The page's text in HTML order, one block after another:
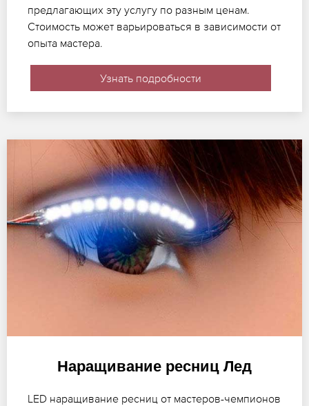
предлагающих эту услугу по разным ценам.
Стоимость может варьироваться в зависимости от
опыта мастера.
Узнать подробности
Наращивание ресниц Лед
LED наращивание ресниц от мастеров-чемпионов